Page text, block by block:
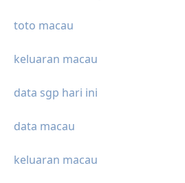
toto macau
keluaran macau
data sgp hari ini
data macau
keluaran macau